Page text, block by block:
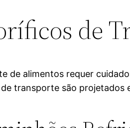
de
de alimentos requer
transporte são projetados